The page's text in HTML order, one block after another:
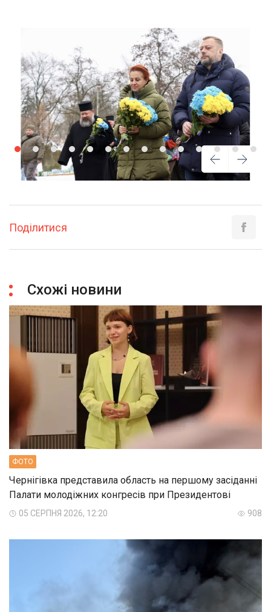
Поділитися
Схожі новини
ФОТО
Чернігівка представила область на першому засіданні
Палати молодіжних конгресів при Президентові
05 СЕРПНЯ 2026, 12:20 908